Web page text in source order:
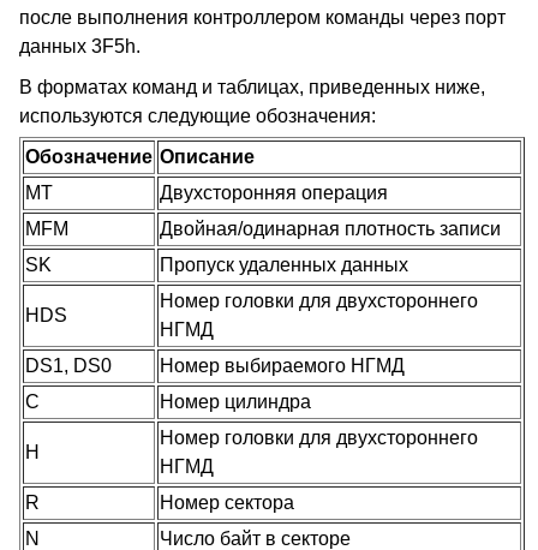
после выполнения контроллером команды через порт
данных 3F5h.
В форматах команд и таблицах, приведенных ниже,
используются следующие обозначения:
Обозначение Описание
MT
Двухсторонняя операция
MFM
Двойная/одинарная плотность записи
SK
Пропуск удаленных данных
HDS
Номер головки для двухстороннего
НГМД
DS1, DS0
Номер выбираемого НГМД
C
Номер цилиндра
H
Номер головки для двухстороннего
НГМД
R
Номер сектора
N
Число байт в секторе